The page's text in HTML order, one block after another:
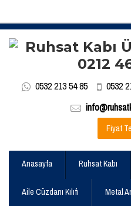
0532 213 54 85 0532
Fiyat
Anasayfa Ruhsat Kabı
Aile Cüzdanı Kılıfı Metal